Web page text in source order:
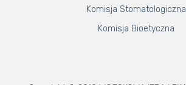
Komisja Stomatologiczna
Komisja Bioetyczna